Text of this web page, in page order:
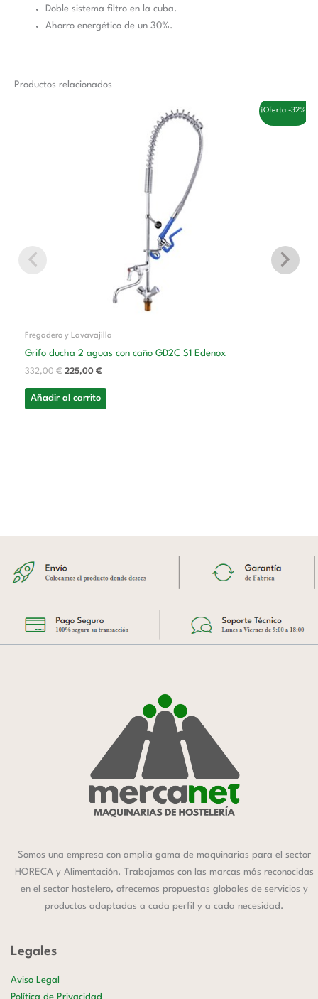
Doble sistema filtro en la cuba.
Ahorro energético de un 30%.
Productos relacionados
¡Oferta -32%!
Fregadero y Lavavajilla
Grifo ducha 2 aguas con caño GD2C S1 Edenox
332,00€ 225,00 €
Añadir al carrito
Somos una empresa con amplia gama de maquinarias para el sector
HORECA y Alimentación. Trabajamos con las marcas más reconocidas
en el sector hostelero, ofrecemos propuestas globales de servicios y
productos adaptadas a cada perfil y a cada necesidad.
Legales
Aviso Legal
Política de Privacidad